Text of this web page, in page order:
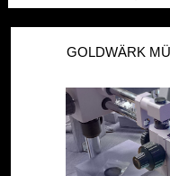
GOLDWÄRK
GOLDWÄRK